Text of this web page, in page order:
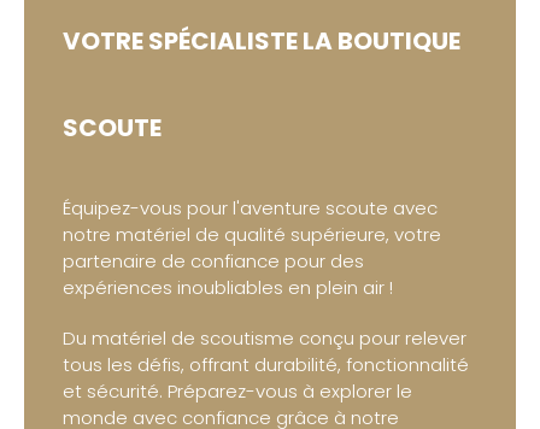
VOTRE SPÉCIALISTELA BOUTIQUE
SCOUTE
Équipez-vous pour l'aventure scoute avec
notre matériel de qualité supérieure, votre
partenaire de confiance pour des
expériences inoubliables en plein air !
Du matériel de scoutisme conçu pour relever
tous les défis, offrant durabilité, fonctionnalité
et sécurité. Préparez-vous à explorer le
monde avec confiance grâce à notre